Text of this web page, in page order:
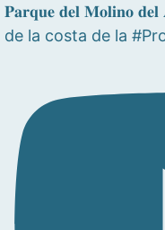
𝐏𝐚𝐫𝐪𝐮𝐞 𝐝𝐞𝐥 𝐌𝐨𝐥𝐢𝐧𝐨
de la costa de la